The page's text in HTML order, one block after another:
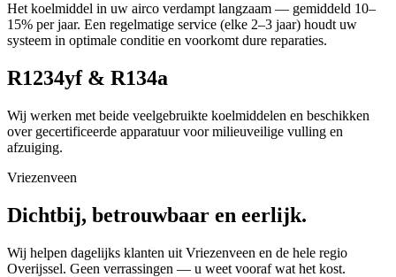
Het koelmiddel in uw airco verdampt langzaam — gemiddeld 10–
15% per jaar. Een regelmatige service (elke 2–3 jaar) houdt uw
systeem in optimale conditie en voorkomt dure reparaties.
R1234yf & R134a
Wij werken met beide veelgebruikte koelmiddelen en beschikken
over gecertificeerde apparatuur voor milieuveilige vulling en
afzuiging.
Vriezenveen
Dichtbij, betrouwbaar en eerlijk.
Wij helpen dagelijks klanten uit Vriezenveen en de hele regio
Overijssel. Geen verrassingen — u weet vooraf wat het kost.